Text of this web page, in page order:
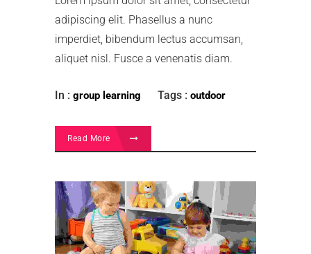
adipiscing elit. Phasellus a nunc
imperdiet, bibendum lectus accumsan,
aliquet nisl. Fusce a venenatis diam.
In : group learning Tags : outdoor
Read More